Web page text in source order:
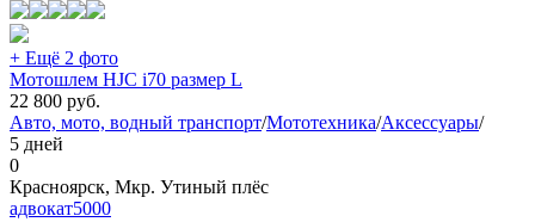
+ Ещё 2 фото
Мотошлем HJC i70 размер L
22 800 руб.
Авто, мото, водный транспорт/Мототехника/Аксессуары/
5 дней
0
Красноярск, Мкр. Утиный плёс
адвокат5000